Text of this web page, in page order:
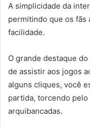
A simplicidade da
permitindo que os fãs
facilidade.
O grande destaque
de assistir aos jogos
alguns cliques, você
partida, torcendo
arquibancadas.